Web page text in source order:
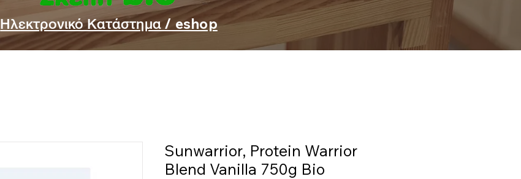
Ηλεκτρονικό Κατάστημα / eshop
Sunwarrior, Protein Warrior
Blend Vanilla 750g Bio